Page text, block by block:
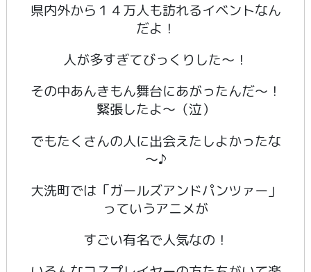
県内外から１４万人も訪れるイベントなん
だよ！
人が多すぎてびっくりした～！
その中あんきもん舞台にあがったんだ～！
緊張したよ～（泣）
でもたくさんの人に出会えたしよかったな
～♪
大洗町では「ガールズアンドパンツァー」
っていうアニメが
すごい有名で人気なの！